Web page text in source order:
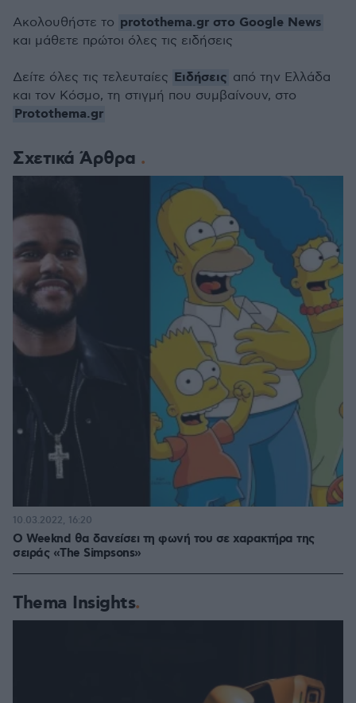
Σχετικά Άρθρα
O Weeknd θα δανείσει τη φωνή του σε χαρακτήρα της
σειράς «The Simpsons»
10.03.2022, 16:20
Thema Insights
Ακολουθήστε το protothema.gr στο Google News
και μάθετε πρώτοι όλες τις ειδήσεις
Δείτε όλες τις τελευταίες Ειδήσεις από την Ελλάδα
και τον Κόσμο, τη στιγμή που συμβαίνουν, στο
Protothema.gr